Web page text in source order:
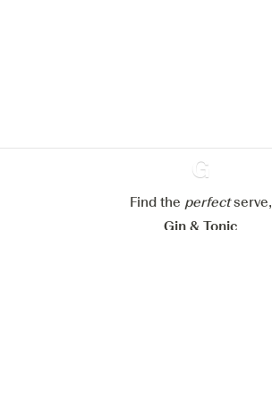
Ginventory
Find the perfectserve,
Gin & Tonic